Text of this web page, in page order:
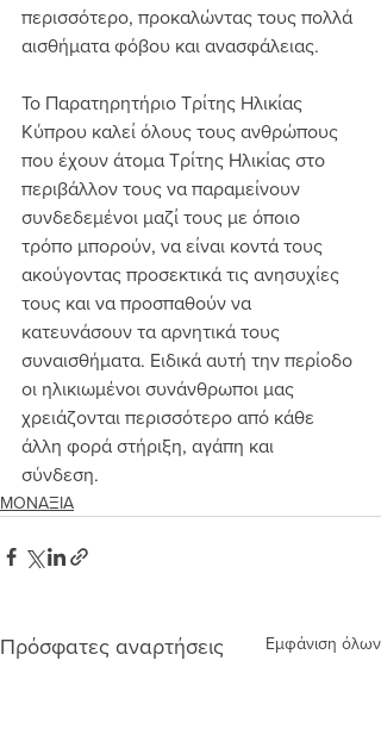
περισσότερο, προκαλώντας τους πολλά
αισθήματα φόβου και ανασφάλειας.
Το Παρατηρητήριο Τρίτης Ηλικίας
Κύπρου καλεί όλους τους ανθρώπους
που έχουν άτομα Τρίτης Ηλικίας στο
περιβάλλον τους να παραμείνουν
συνδεδεμένοι μαζί τους με όποιο
τρόπο μπορούν, να είναι κοντά τους
ακούγοντας προσεκτικά τις ανησυχίες
τους και να προσπαθούν να
κατευνάσουν τα αρνητικά τους
συναισθήματα. Ειδικά αυτή την περίοδο
οι ηλικιωμένοι συνάνθρωποι μας
χρειάζονται περισσότερο από κάθε
άλλη φορά στήριξη, αγάπη και
σύνδεση.
ΜΟΝΑΞΙΑ
Πρόσφατες αναρτήσεις Εμφάνιση όλων